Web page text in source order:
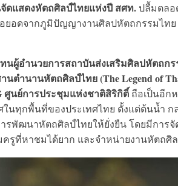
ดแสดงหัตถศิลป์ไทยแห่งปี สศท.ปลื้มตลอ
อยอดจากภูมิปัญญางานศิลปหัตถกรรมไทย
ผู้อำนวยการสถาบันส่งเสริมศิลปหัตถก
ตำนานหัตถศิลป์ไทย (The Legend of
นย์การประชุมแห่งชาติสิริกิติ์ ถือเป็นอีก
นทุกพื้นที่ของประเทศไทย ตั้งแต่ต้นน้ำ
รพัฒนาหัตถศิลป์ไทยให้ยั่งยืน โดยมีกา
รูที่หาชมได้ยาก และจำหน่ายงานหัตถศิ